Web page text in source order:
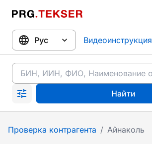
Видеоинструкция
Найти
Проверка контрагента / Айнаколь